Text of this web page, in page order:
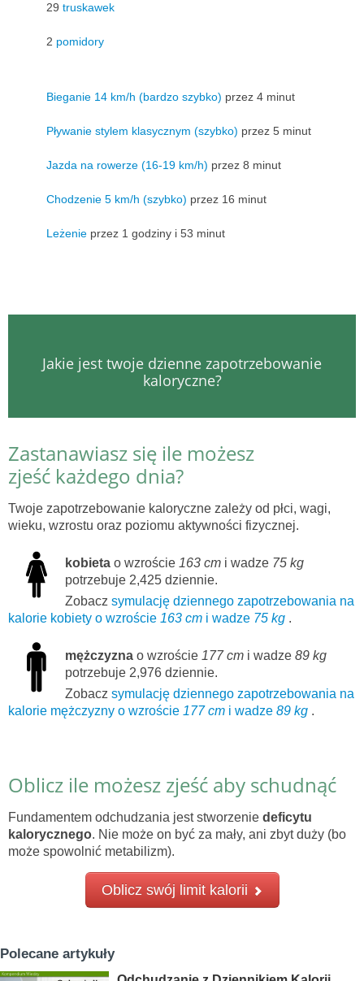
29 truskawek
2 pomidory
Bieganie 14 km/h (bardzo szybko) przez 4 minut
Pływanie stylem klasycznym (szybko) przez 5 minut
Jazda na rowerze (16-19 km/h) przez 8 minut
Chodzenie 5 km/h (szybko) przez 16 minut
Leżenie przez 1 godziny i 53 minut
Jakie jest twoje dzienne zapotrzebowanie
kaloryczne?
Zastanawiasz się ile możesz
zjeść każdego dnia?
Twoje zapotrzebowanie kaloryczne zależy od płci, wagi,
wieku, wzrostu oraz poziomu aktywności fizycznej.
kobieta o wzroście 163 cm i wadze 75 kg
potrzebuje 2,425 dziennie.
Zobacz symulację dziennego zapotrzebowania na
kalorie kobiety o wzroście 163 cm i wadze 75 kg .
mężczyzna o wzroście 177 cm i wadze 89 kg
potrzebuje 2,976 dziennie.
Zobacz symulację dziennego zapotrzebowania na
kalorie mężczyzny o wzroście 177 cm i wadze 89 kg .
Oblicz ile możesz zjeść aby schudnąć
Fundamentem odchudzania jest stworzenie deficytu
kalorycznego. Nie może on być za mały, ani zbyt duży (bo
może spowolnić metabilizm).
Oblicz swój limit kalorii
Polecane artykuły